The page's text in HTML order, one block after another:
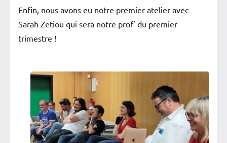
Enfin, nous avons eu notre premier atelier avec
Sarah Zetiou qui sera notre prof’ du premier
trimestre !